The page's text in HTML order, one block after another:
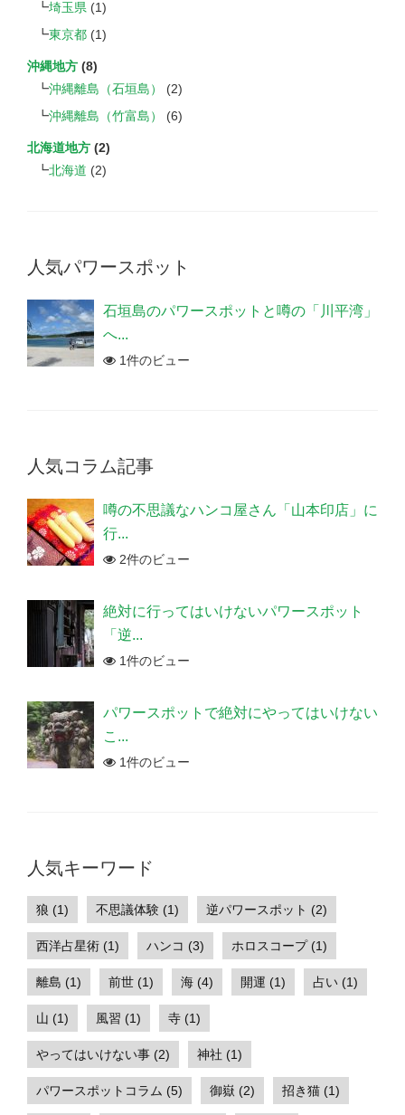
埼玉県 (1)
東京都 (1)
沖縄地方 (8)
沖縄離島（石垣島）
(2)
沖縄離島（竹富島）
(6)
北海道地方 (2)
北海道 (2)
人気パワースポット
石垣島のパワースポットと噂の「川平湾」
へ...
1件のビュー
人気コラム記事
噂の不思議なハンコ屋さん「山本印店」に
行...
2件のビュー
絶対に行ってはいけないパワースポット
「逆...
1件のビュー
パワースポットで絶対にやってはいけない
こ...
1件のビュー
人気キーワード
狼 (1) 不思議体験 (1) 逆パワースポット (2)
西洋占星術 (1) ハンコ (3) ホロスコープ (1)
離島 (1) 前世 (1) 海 (4) 開運 (1) 占い (1)
山 (1) 風習 (1) 寺 (1)
やってはいけない事 (2) 神社 (1)
パワースポットコラム (5) 御嶽 (2) 招き猫 (1)